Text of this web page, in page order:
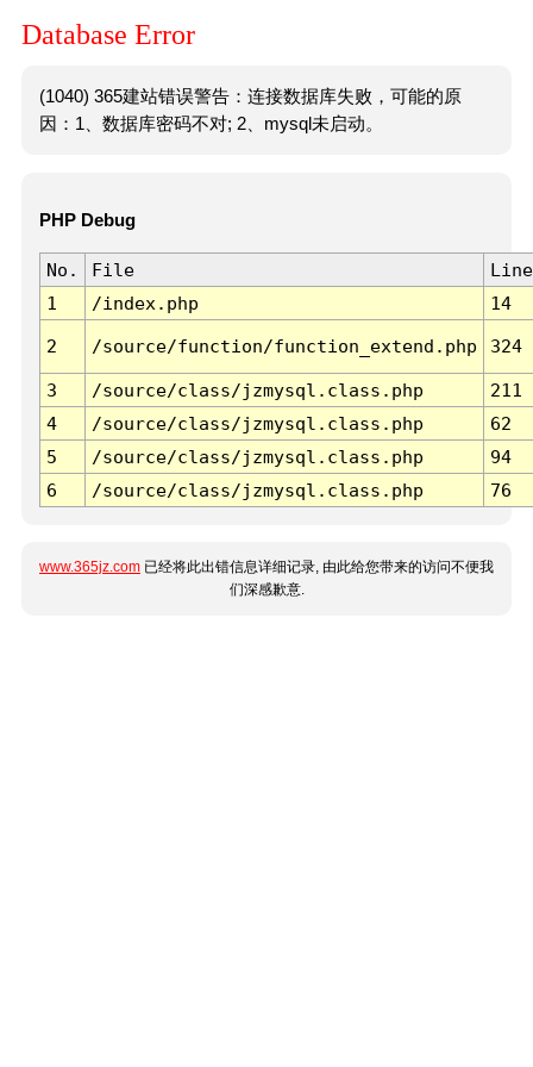
Database Error
(1040) 365建站错误警告：连接数据库失败，可能的原
因：1、数据库密码不对; 2、mysql未启动。
PHP Debug
No. File
Line
1
/index.php 14
2 /source/function/function_extend.php 324
3 /source/class/jzmysql.class.php
211
4
/source/class/jzmysql.class.php
62
5
/source/class/jzmysql.class.php
94
6
/source/class/jzmysql.class.php 76
www.365jz.com 已经将此出错信息详细记录, 由此给您带来的访问不便我
们深感歉意.